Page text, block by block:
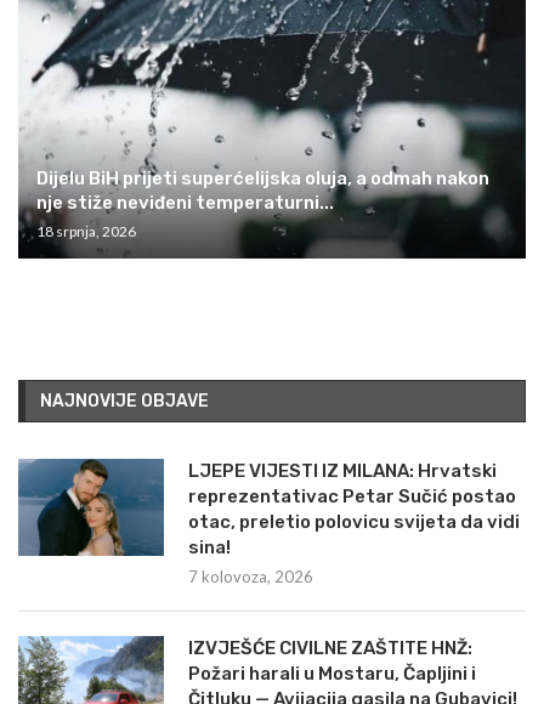
Dijelu BiH prijeti superćelijska oluja, a odmah nakon
nje stiže neviđeni temperaturni...
18 srpnja, 2026
NAJNOVIJE OBJAVE
LJEPE VIJESTI IZ MILANA: Hrvatski
reprezentativac Petar Sučić postao
otac, preletio polovicu svijeta da vidi
sina!
7 kolovoza, 2026
IZVJEŠĆE CIVILNE ZAŠTITE HNŽ:
Požari harali u Mostaru, Čapljini i
Čitluku — Avijacija gasila na Gubavici!